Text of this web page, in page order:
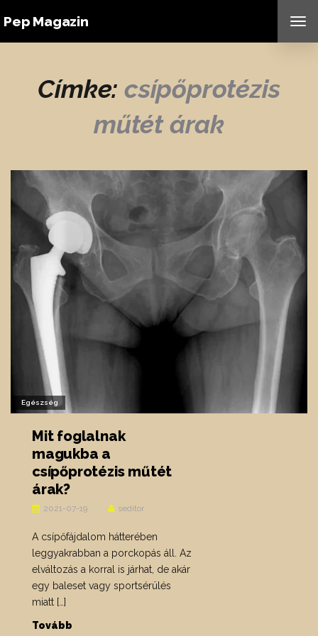
Pep Magazin
Címke:csípőprotézis
műtét árak
Egészség
Mit foglalnak
magukba a
csípőprotézis műtét
árak?
2021-07-19 seditor
A csípőfájdalom hátterében
leggyakrabban a porckopás áll. Az
elváltozás a korral is járhat, de akár
egy baleset vagy sportsérülés
miatt […]
Tovább